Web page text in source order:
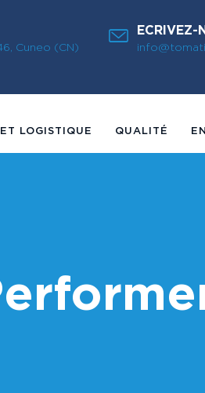
Cuneo (CN)
ECRIVEZ-
LOGISTIQUE QUALITÉ